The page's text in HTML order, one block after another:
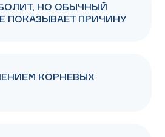
НО ОБЫЧНЫЙ
ПОКАЗЫВАЕТ ПРИЧИНУ
КОРНЕВЫХ